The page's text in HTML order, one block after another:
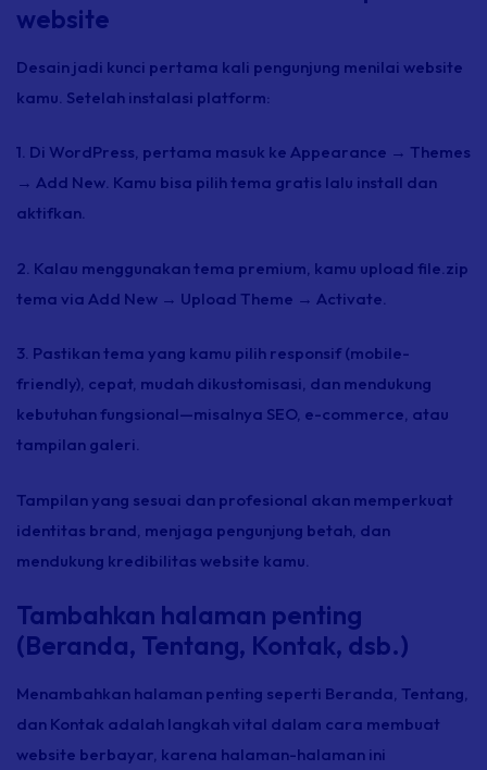
website
Desain jadi kunci pertama kali pengunjung menilai website
kamu. Setelah instalasi platform:
1. Di WordPress, pertama masuk ke Appearance → Themes
→ Add New. Kamu bisa pilih tema gratis lalu install dan
aktifkan.
2. Kalau menggunakan tema premium, kamu upload file.zip
tema via Add New → Upload Theme → Activate.
3. Pastikan tema yang kamu pilih responsif (mobile-
friendly), cepat, mudah dikustomisasi, dan mendukung
kebutuhan fungsional—misalnya SEO, e-commerce, atau
tampilan galeri.
Tampilan yang sesuai dan profesional akan memperkuat
identitas brand, menjaga pengunjung betah, dan
mendukung kredibilitas website kamu.
Tambahkan halaman penting
(Beranda, Tentang, Kontak, dsb.)
Menambahkan halaman penting seperti Beranda, Tentang,
dan Kontak adalah langkah vital dalam cara membuat
website berbayar, karena halaman-halaman ini